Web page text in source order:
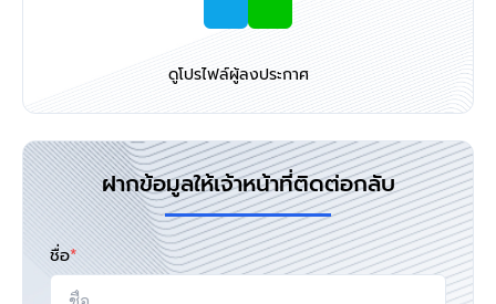
ดูโปรไฟล์ผู้ลงประกาศ
ฝากข้อมูลให้เจ้าหน้าที่ติดต่อกลับ
ชื่อ*